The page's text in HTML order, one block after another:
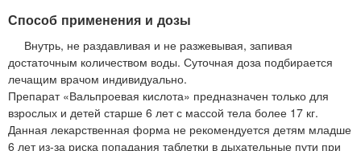
Способ применения и дозы
Внутрь, не раздавливая и не разжевывая, запивая
достаточным количеством воды. Суточная доза подбирается
лечащим врачом индивидуально.
Препарат «Вальпроевая кислота» предназначен только для
взрослых и детей старше 6 лет с массой тела более 17 кг.
Данная лекарственная форма не рекомендуется детям младше
6 лет из-за риска попадания таблетки в дыхательные пути при